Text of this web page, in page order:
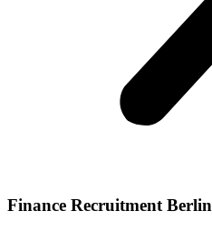
Finance Recruitment Berlin